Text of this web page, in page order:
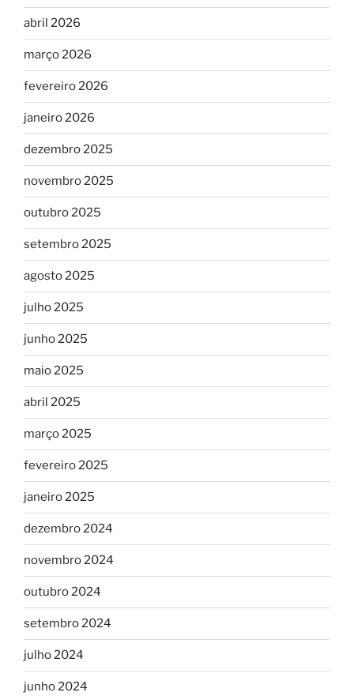
abril 2026
março 2026
fevereiro 2026
janeiro 2026
dezembro 2025
novembro 2025
outubro 2025
setembro 2025
agosto 2025
julho 2025
junho 2025
maio 2025
abril 2025
março 2025
fevereiro 2025
janeiro 2025
dezembro 2024
novembro 2024
outubro 2024
setembro 2024
julho 2024
junho 2024